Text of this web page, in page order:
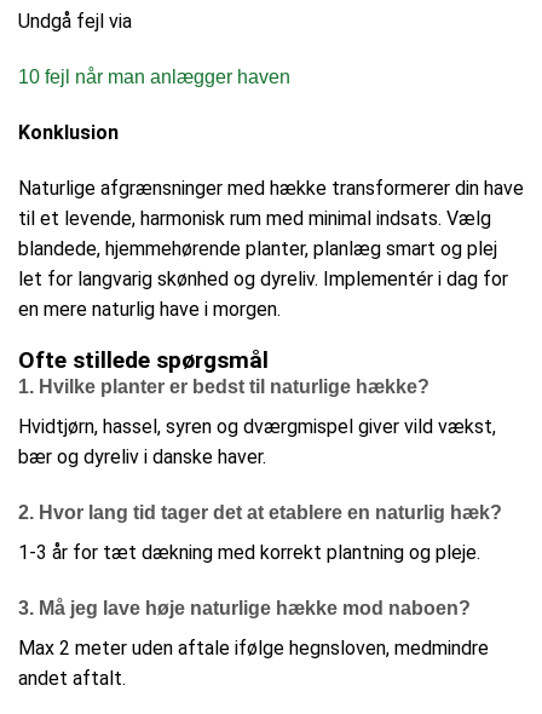
Undgå fejl via
10 fejl når man anlægger haven
Konklusion
Naturlige afgrænsninger med hække transformerer din have
til et levende, harmonisk rum med minimal indsats. Vælg
blandede, hjemmehørende planter, planlæg smart og plej
let for langvarig skønhed og dyreliv. Implementér i dag for
en mere naturlig have i morgen.
Ofte stillede spørgsmål
1. Hvilke planter er bedst til naturlige hække?
Hvidtjørn, hassel, syren og dværgmispel giver vild vækst,
bær og dyreliv i danske haver.​
2. Hvor lang tid tager det at etablere en naturlig hæk?
1-3 år for tæt dækning med korrekt plantning og pleje.​
3. Må jeg lave høje naturlige hække mod naboen?
Max 2 meter uden aftale ifølge hegnsloven, medmindre
andet aftalt.​